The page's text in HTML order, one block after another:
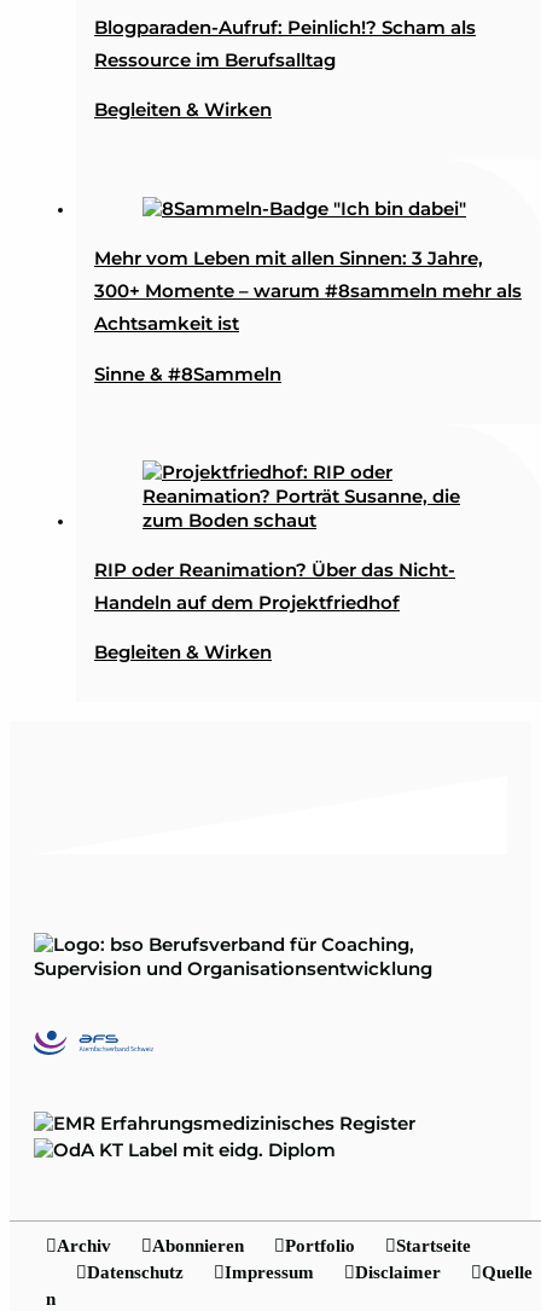
Blogparaden-Aufruf: Peinlich!? Scham als
Ressource im Berufsalltag
Begleiten & Wirken
Mehr vom Leben mit allen Sinnen: 3 Jahre,
300+ Momente – warum #8sammeln mehr als
Achtsamkeit ist
Sinne & #8Sammeln
RIP oder Reanimation? Über das Nicht-
Handeln auf dem Projektfriedhof
Begleiten & Wirken
Archiv Abonnieren Portfolio
Startseite
Datenschutz
Impressum Disclaimer
Quelle
n